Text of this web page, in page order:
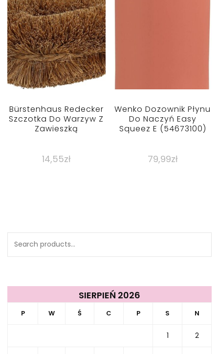
Bürstenhaus Redecker
Szczotka Do Warzyw Z
Zawieszką
14,55zł
Wenko Dozownik Płynu
Do Naczyń Easy
Squeez E (54673100)
79,99zł
Search
SIERPIEŃ 2026
P W Ś C P S N
1 2